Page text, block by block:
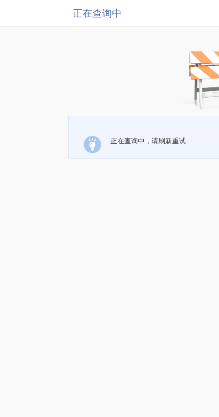
正在查询中
正在查询中，请刷新重试